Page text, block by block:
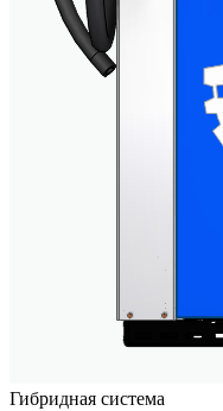
Гибридная система